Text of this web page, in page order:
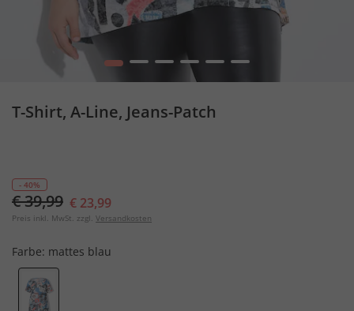
1 2 3 4 5 6
T-Shirt, A-Line, Jeans-Patch
- 40%
€ 39,99 € 23,99
Preis inkl. MwSt. zzgl. Versandkosten
Farbe: mattes blau